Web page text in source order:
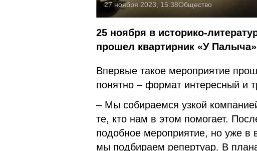
27 ноября 2023, 15:38Общество
25 ноября в историко-
прошел квартирник «У
Впервые такое мероприятие
понятно – формат интересный и
– Мы собираемся узкой
те, кто нам в этом помогает.
подобное мероприятие, но уже в
мы подбираем репертуар. В